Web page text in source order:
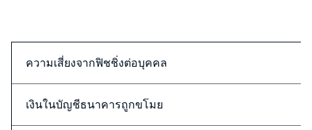
ความเสี่ยงจากฟิชชิ่งต่อบุคคล
เงินในบัญชีธนาคารถูกขโมย